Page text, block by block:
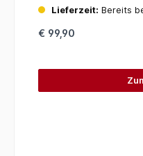
Lieferzeit: Bereits
€ 99,90